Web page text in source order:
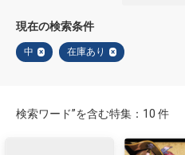
現在の検索条件
中 × 在庫あり ×
検索ワード”を含む特集：10 件